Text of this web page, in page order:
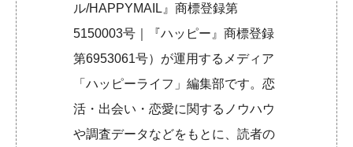
ル/HAPPYMAIL』商標登録第
5150003号｜『ハッピー』商標登録
第6953061号）が運用するメディア
「ハッピーライフ」編集部です。恋
活・出会い・恋愛に関するノウハウ
や調査データなどをもとに、読者の